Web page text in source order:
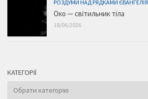
РОЗДУМИ НАД РЯДКАМИ ЄВАНГЕЛІЯ
Око — світильник тіла
18/06/2026
КАТЕГОРІЇ
Категорії